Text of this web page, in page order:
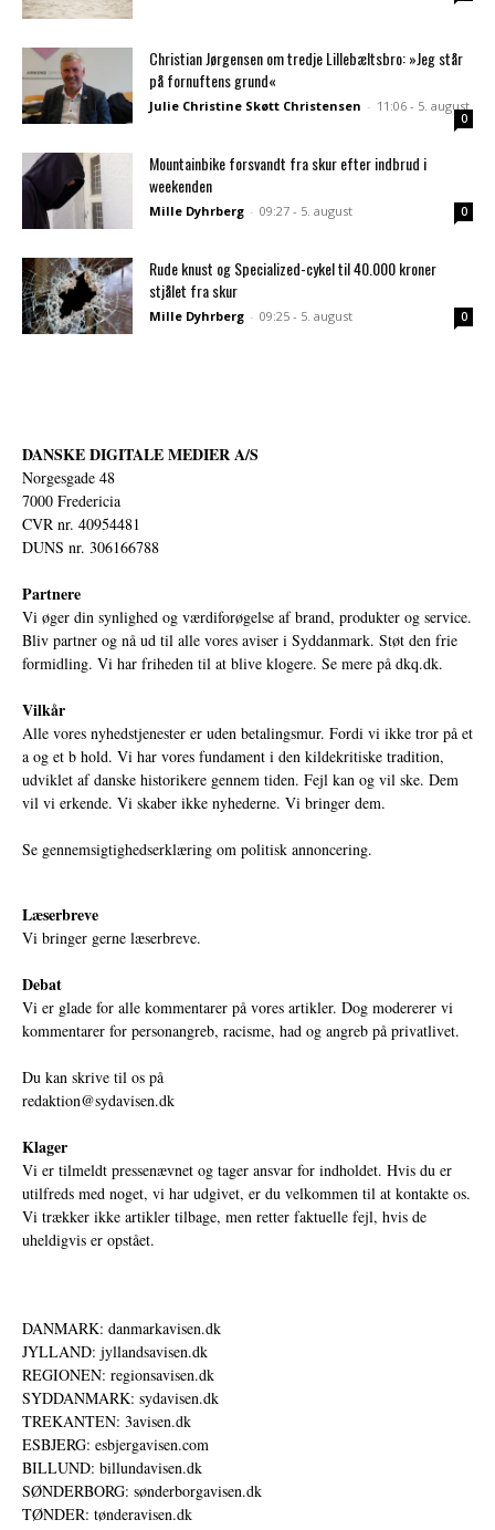
Christian Jørgensen om tredje Lillebæltsbro: »Jeg står
på fornuftens grund«
Julie Christine Skøtt Christensen - 11:06 - 5. august
0
Mountainbike forsvandt fra skur efter indbrud i
weekenden
Mille Dyhrberg - 09:27 - 5. august 0
Rude knust og Specialized-cykel til 40.000 kroner
stjålet fra skur
Mille Dyhrberg - 09:25 - 5. august 0
DANSKE DIGITALE MEDIER A/S
Norgesgade 48
7000 Fredericia
CVR nr. 40954481
DUNS nr. 306166788
Partnere
Vi øger din synlighed og værdiforøgelse af brand, produkter og service.
Bliv partner og nå ud til alle vores aviser i Syddanmark. Støt den frie
formidling. Vi har friheden til at blive klogere. Se mere på dkq.dk.
Vilkår
Alle vores nyhedstjenester er uden betalingsmur. Fordi vi ikke tror på et
a og et b hold. Vi har vores fundament i den kildekritiske tradition,
udviklet af danske historikere gennem tiden. Fejl kan og vil ske. Dem
vil vi erkende. Vi skaber ikke nyhederne. Vi bringer dem.
Se gennemsigtighedserklæring om politisk annoncering.
Læserbreve
Vi bringer gerne læserbreve.
Debat
Vi er glade for alle kommentarer på vores artikler. Dog modererer vi
kommentarer for personangreb, racisme, had og angreb på privatlivet.
Du kan skrive til os på
redaktion@sydavisen.dk
Klager
Vi er tilmeldt pressenævnet og tager ansvar for indholdet. Hvis du er
utilfreds med noget, vi har udgivet, er du velkommen til at kontakte os.
Vi trækker ikke artikler tilbage, men retter faktuelle fejl, hvis de
uheldigvis er opstået.
DANMARK: danmarkavisen.dk
JYLLAND: jyllandsavisen.dk
REGIONEN: regionsavisen.dk
SYDDANMARK: sydavisen.dk
TREKANTEN: 3avisen.dk
ESBJERG: esbjergavisen.com
BILLUND: billundavisen.dk
SØNDERBORG: sønderborgavisen.dk
TØNDER: tønderavisen.dk